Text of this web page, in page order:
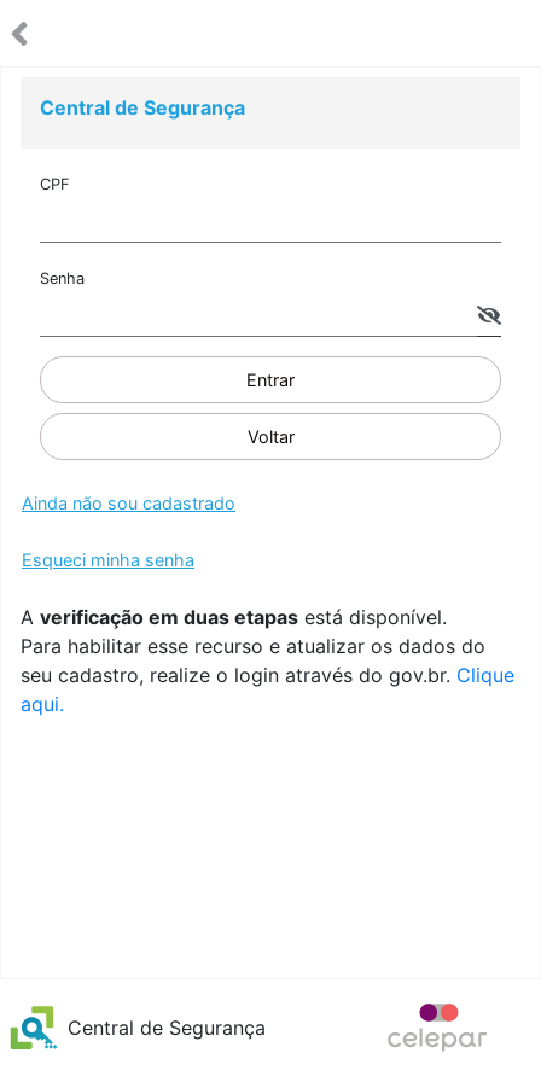
Central de Segurança
CPF
Senha
Entrar
Voltar
Ainda não sou cadastrado
Esqueci minha senha
A verificação em duas etapas está disponível.
Para habilitar esse recurso e atualizar os dados do
seu cadastro, realize o login através do gov.br. Clique
aqui.
Central de Segurança